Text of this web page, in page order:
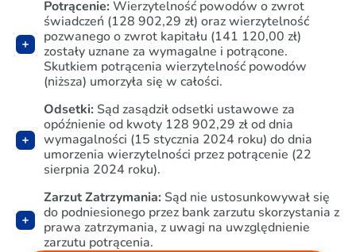
Potrącenie: Wierzytelność powodów o zwrot
świadczeń (128 902,29 zł) oraz wierzytelność
pozwanego o zwrot kapitału (141 120,00 zł)
zostały uznane za wymagalne i potrącone.
Skutkiem potrącenia wierzytelność powodów
(niższa) umorzyła się w całości.
Odsetki: Sąd zasądził odsetki ustawowe za
opóźnienie od kwoty 128 902,29 zł od dnia
wymagalności (15 stycznia 2024 roku) do dnia
umorzenia wierzytelności przez potrącenie (22
sierpnia 2024 roku).
Zarzut Zatrzymania: Sąd nie ustosunkowywał się
do podniesionego przez bank zarzutu skorzystania z
prawa zatrzymania, z uwagi na uwzględnienie
zarzutu potrącenia.